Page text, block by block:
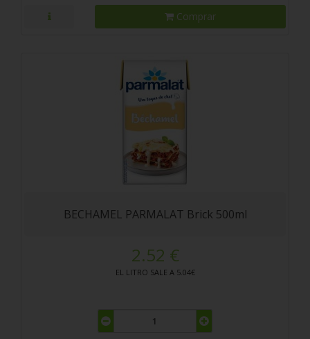
Comprar
BECHAMEL PARMALAT Brick 500ml
2.52 €
EL LITRO SALE A 5.04€